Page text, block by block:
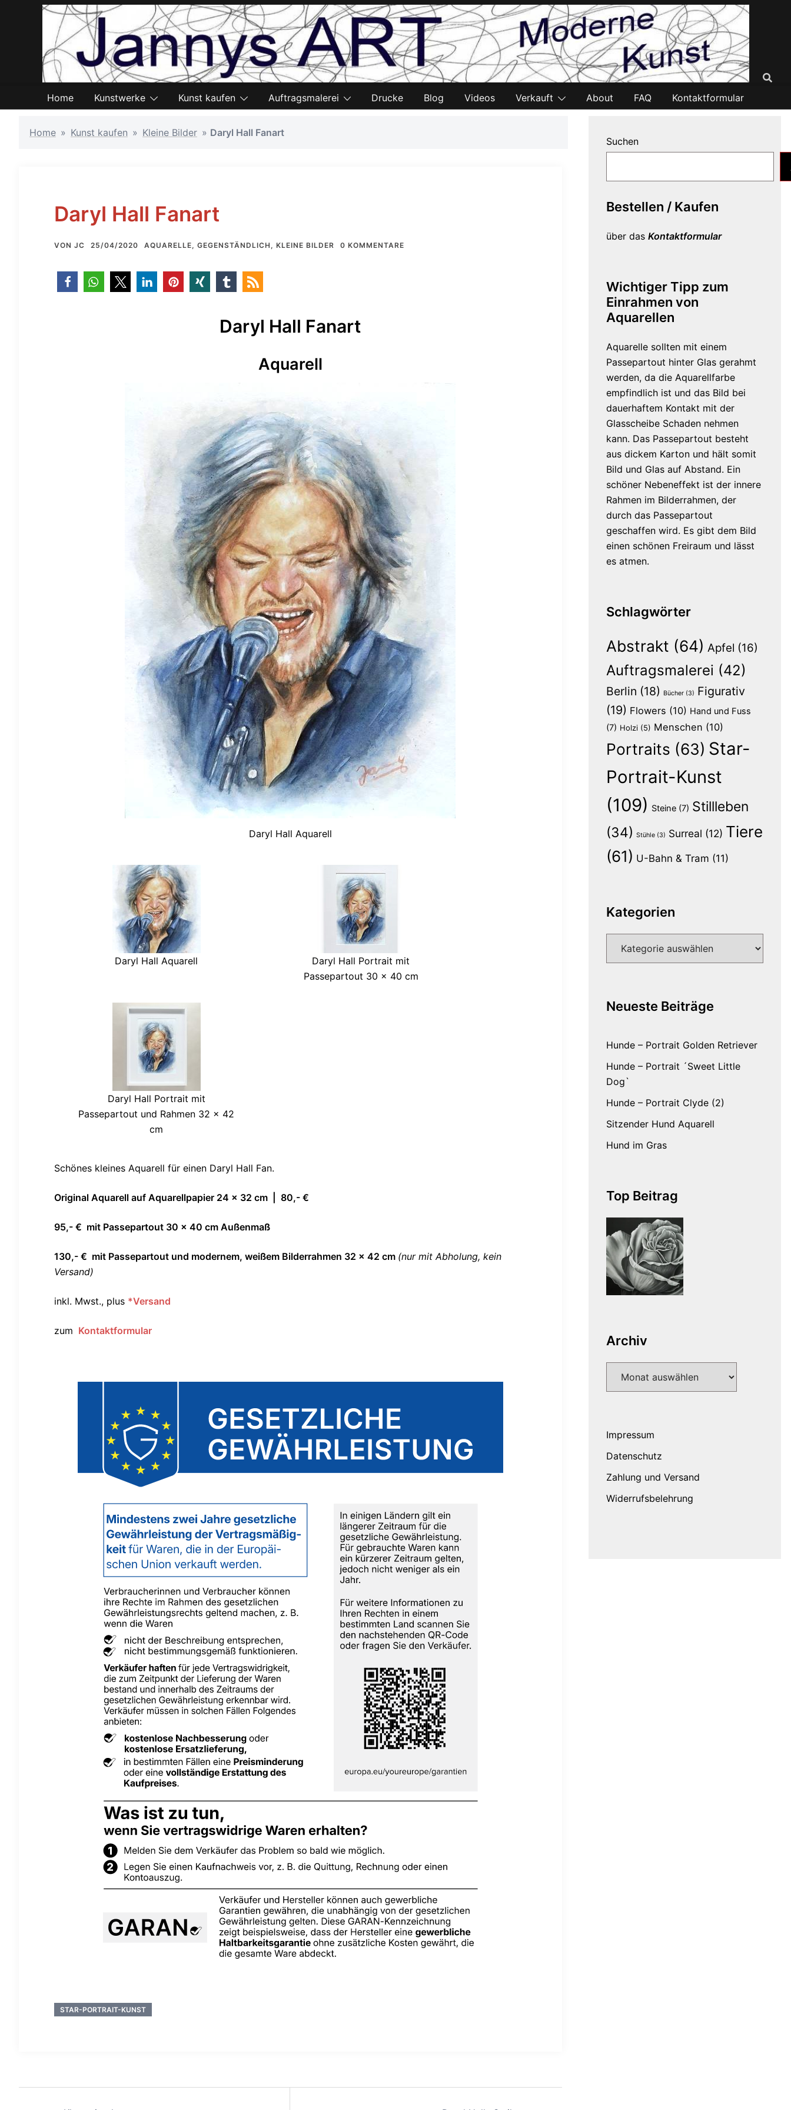
Home Kunstwerke Kunst kaufen Auftragsmalerei Drucke Blog Videos Verkauft About FAQ Kontaktformular
Home » Kunst kaufen » Kleine Bilder » Daryl Hall Fanart
Daryl Hall Fanart
VON JC 25/04/2020 AQUARELLE, GEGENSTÄNDLICH , KLEINE BILDER 0 KOMMENTARE
Daryl Hall Fanart
Aquarell
Daryl Hall Aquarell
Daryl Hall Aquarell
Daryl Hall Portrait mit
Passepartout 30 x 40 cm
Daryl Hall Portrait mit
Passepartout und Rahmen 32 x 42
cm
Schönes kleines Aquarell für einen Daryl Hall Fan.
Original Aquarell auf Aquarellpapier 24 x 32 cm | 80,- €
95,- € mit Passepartout 30 x 40 cm Außenmaß
130,- € mit Passepartout und modernem, weißem Bilderrahmen 32 x 42 cm (nur mit Abholung, kein
Versand)
inkl. Mwst., plus *Versand
zum Kontaktformular
STAR-PORTRAIT-KUNST
Suchen
Bestellen / Kaufen
über das Kontaktformular
Wichtiger Tipp zum
Einrahmen von
Aquarellen
Aquarelle sollten mit einem
Passepartout hinter Glas gerahmt
werden, da die Aquarellfarbe
empfindlich ist und das Bild bei
dauerhaftem Kontakt mit der
Glasscheibe Schaden nehmen
kann. Das Passepartout besteht
aus dickem Karton und hält somit
Bild und Glas auf Abstand. Ein
schöner Nebeneffekt ist der innere
Rahmen im Bilderrahmen, der
durch das Passepartout
geschaffen wird. Es gibt dem Bild
einen schönen Freiraum und lässt
es atmen.
Schlagwörter
Abstrakt (64) Apfel (16)
Auftragsmalerei (42)
Berlin (18) Bücher(3) Figurativ
(19) Flowers (10) Hand und Fuss
(7) Holzi(5) Menschen (10)
Portraits (63) Star-
Portrait-Kunst
(109) Steine(7) Stillleben
(34) Stühle(3) Surreal (12) Tiere
(61) U-Bahn & Tram (11)
Kategorien
Neueste Beiträge
Hunde – Portrait Golden Retriever
Hunde – Portrait ´Sweet Little
Dog`
Hunde – Portrait Clyde (2)
Sitzender Hund Aquarell
Hund im Gras
Top Beitrag
Archiv
Impressum
Datenschutz
Zahlung und Versand
Widerrufsbelehrung